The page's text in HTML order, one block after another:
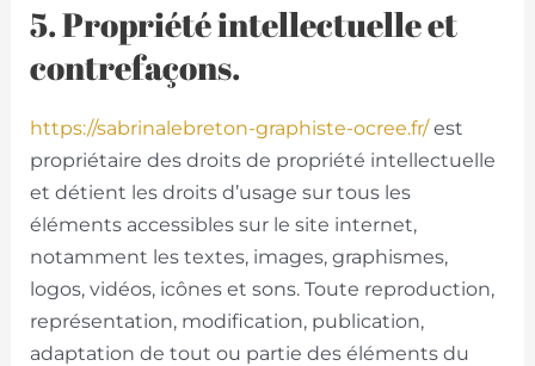
5. Propriété intellectuelle et
contrefaçons.
https://sabrinalebreton-graphiste-ocree.fr/est
propriétaire des droits de propriété intellectuelle
et détient les droits d’usage sur tous les
éléments accessibles sur le site internet,
notamment les textes, images, graphismes,
logos, vidéos, icônes et sons. Toute reproduction,
représentation, modification, publication,
adaptation de tout ou partie des éléments du